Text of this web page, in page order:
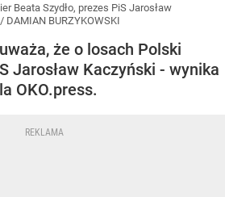
Beata Szydło, prezes PiS Jarosław
/ DAMIAN BURZYKOWSKI
że o losach Polski
Jarosław Kaczyński - wynika
OKO.press.